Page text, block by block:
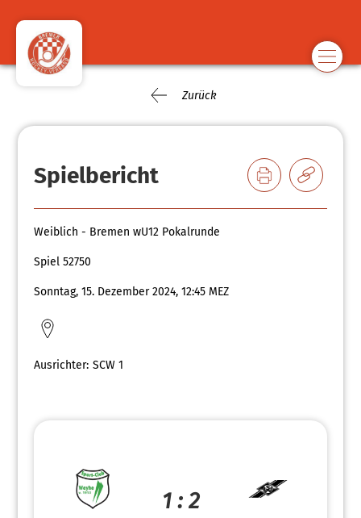
Zurück
Spielbericht
Weiblich - Bremen wU12 Pokalrunde
Spiel 52750
Sonntag, 15. Dezember 2024, 12:45 MEZ
Ausrichter: SCW 1
1 : 2